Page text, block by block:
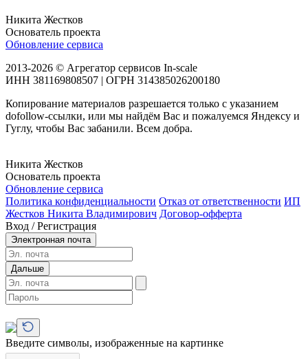
Никита Жестков
Основатель проекта
Обновление сервиса
2013-2026 © Агрегатор сервисов In-scale
ИНН 381169808507 | ОГРН 314385026200180
Копирование материалов разрешается только с указанием
dofollow-ссылки, или мы найдём Вас и пожалуемся Яндексу и
Гуглу, чтобы Вас забанили. Всем добра.
Никита Жестков
Основатель проекта
Обновление сервиса
Политика конфиденциальности Отказ от ответственности ИП
Жестков Никита Владимирович Договор-офферта
Вход / Регистрация
Электронная почта
Дальше
Введите символы, изображенные на картинке